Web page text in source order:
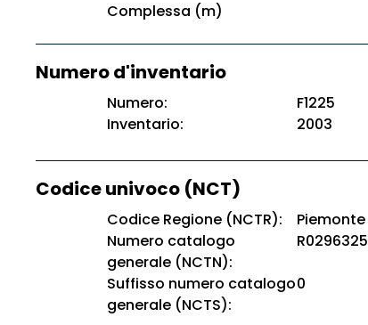
Complessa (m)
Numero d'inventario
Numero:
F1225
Inventario:
2003
Codice univoco (NCT)
Codice Regione (NCTR):
Piemonte
Numero catalogo
generale (NCTN):
R0296325
Suffisso numero catalogo
generale (NCTS):
0